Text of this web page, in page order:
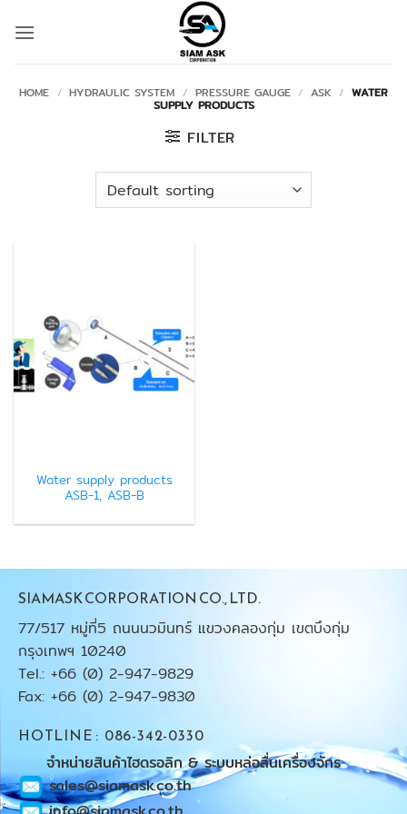
HOME / HYDRAULIC SYSTEM / PRESSURE GAUGE / ASK / WATER
SUPPLY PRODUCTS
FILTER
Water supply products
ASB-1, ASB-B
SIAMASK CORPORATION CO., LTD.
77/517 หมู่ที่5 ถนนนวมินทร์ แขวงคลองกุ่ม เขตบึงกุ่ม
กรุงเทพฯ 10240
Tel.: +66 (0) 2-947-9829
Fax: +66 (0) 2-947-9830
HOTLINE : 086-342-0330
จำหน่ายสินค้าไฮดรอลิก & ระบบหล่อลื่นเครื่องจักร
sales@siamask.co.th